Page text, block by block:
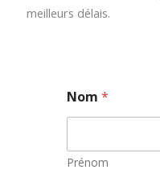
meilleurs délais.
Nom*
Prénom